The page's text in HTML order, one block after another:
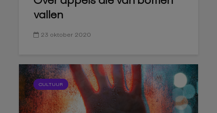
vallen
23 oktober 2020
CULTUUR